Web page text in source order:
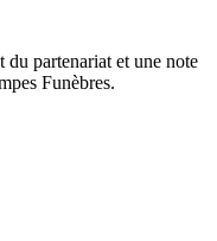
partenariat et une note
Funèbres.